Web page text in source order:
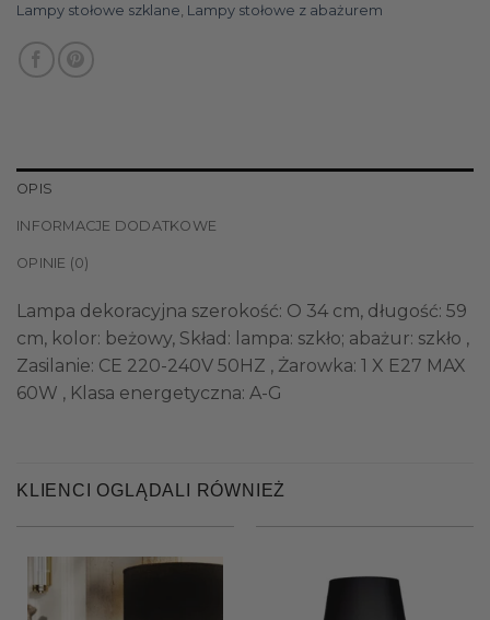
Lampy stołowe szklane Lampy stołowe z abażurem
OPIS
INFORMACJE DODATKOWE
OPINIE (0)
Lampa dekoracyjna szerokość: O 34 cm, długość: 59
cm, kolor: beżowy, Skład: lampa: szkło; abażur: szkło ,
Zasilanie: CE 220-240V 50HZ , Żarowka: 1 X E27 MAX
60W , Klasa energetyczna: A-G
KLIENCI OGLĄDALI RÓWNIEŻ